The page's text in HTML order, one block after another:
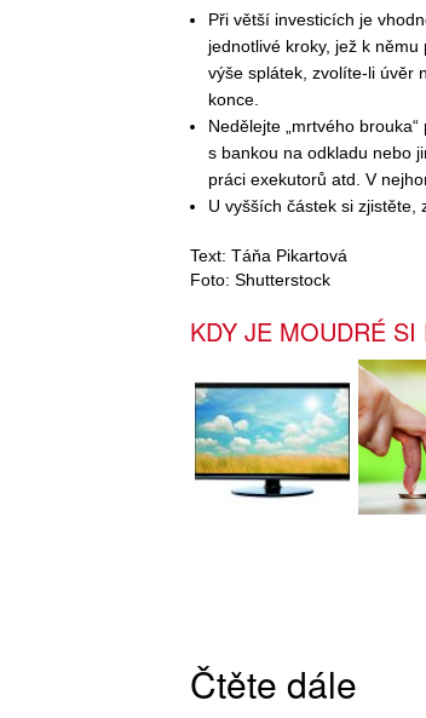
Při větší investicích je
jednotlivé kroky, jež k
výše splátek, zvolíte-li úvěr
konce.
Nedělejte „mrtvého
s bankou na odkladu nebo
práci exekutorů atd. V
U vyšších částek si zjistěte,
Text: Táňa Pikartová
Foto: Shutterstock
KDY JE MOUDRÉ SI
Čtěte dále